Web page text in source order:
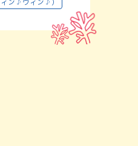
ン♪ウィン♪）